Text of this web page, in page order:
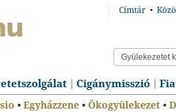
Címtár •
Cigánymisszió
• Egyházzene • Ökogyülekezet •